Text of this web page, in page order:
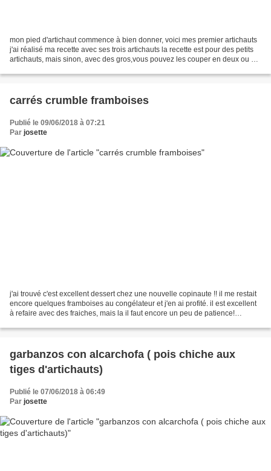
mon pied d'artichaut commence à bien donner, voici mes premier artichauts
j'ai réalisé ma recette avec ses trois artichauts la recette est pour des petits
artichauts, mais sinon, avec des gros,vous pouvez les couper en deux ou en
carrés crumble framboises
Publié le 09/06/2018 à 07:21
Par josette
j'ai trouvé c'est excellent dessert chez une nouvelle copinaute !! il me restait
encore quelques framboises au congélateur et j'en ai profité. il est excellent
à refaire avec des fraiches, mais la il faut encore un peu de patience!
garbanzos con alcarchofa ( pois chiche aux
tiges d'artichauts)
Publié le 07/06/2018 à 06:49
Par josette